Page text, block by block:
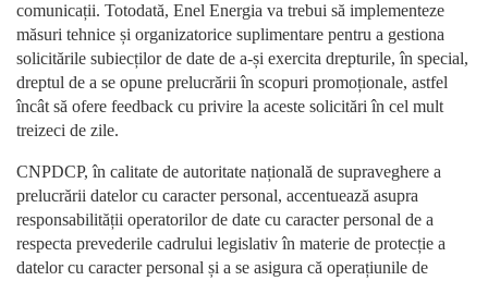
comunicații. Totodată, Enel Energia va trebui să implementeze
măsuri tehnice și organizatorice suplimentare pentru a gestiona
solicitările subiecților de date de a-și exercita drepturile, în special,
dreptul de a se opune prelucrării în scopuri promoționale, astfel
încât să ofere feedback cu privire la aceste solicitări în cel mult
treizeci de zile.
CNPDCP, în calitate de autoritate națională de supraveghere a
prelucrării datelor cu caracter personal, accentuează asupra
responsabilității operatorilor de date cu caracter personal de a
respecta prevederile cadrului legislativ în materie de protecție a
datelor cu caracter personal și a se asigura că operațiunile de